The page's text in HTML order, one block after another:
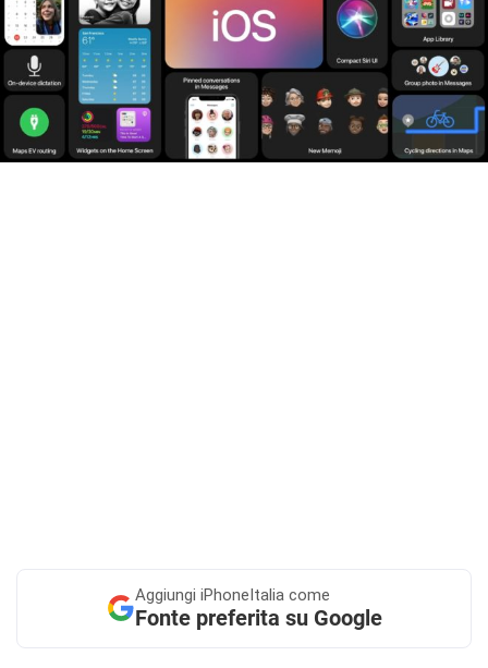
Aggiungi iPhoneItalia come
Fonte preferita su Google